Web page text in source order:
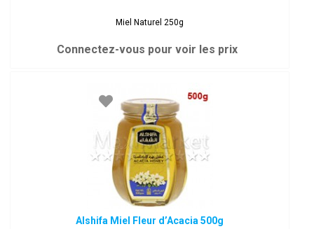
Miel Naturel 250g
Connectez-vous pour voir les prix
Alshifa Miel Fleur d’Acacia 500g